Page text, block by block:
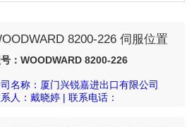
8200-226 伺服位置
制器
：WOODWARD 8200-226
名称：厦门兴锐嘉进出口有限公司
人：戴晓婷 | 联系电话：